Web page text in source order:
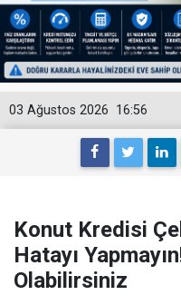
16:56
03 Ağustos 2026
Konut Kredisi
Hatayı
Olabilirsiniz